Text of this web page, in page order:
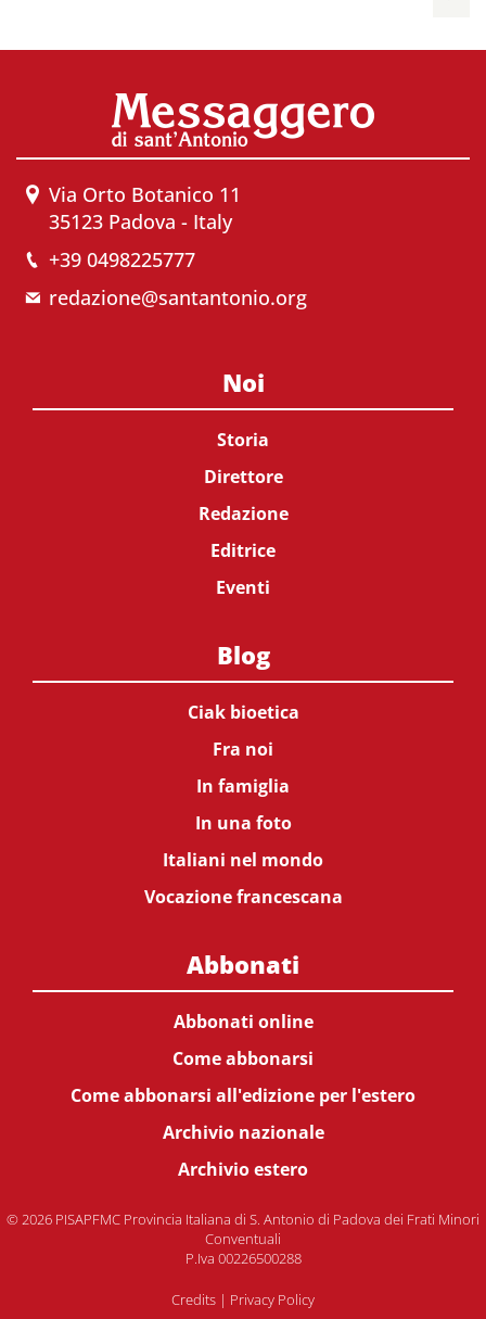
Via Orto Botanico 11
35123 Padova - Italy
+39 0498225777
redazione@santantonio.org
Noi
Storia
Direttore
Redazione
Editrice
Eventi
Blog
Ciak bioetica
Fra noi
In famiglia
In una foto
Italiani nel mondo
Vocazione francescana
Abbonati
Abbonati online
Come abbonarsi
Come abbonarsi all'edizione per l'estero
Archivio nazionale
Archivio estero
© 2026 PISAPFMC Provincia Italiana di S. Antonio di Padova dei Frati Minori
Conventuali
P.Iva 00226500288
Credits | Privacy Policy